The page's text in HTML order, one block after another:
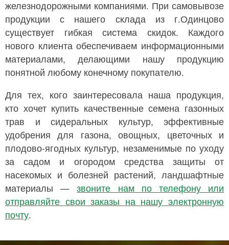
железнодорожными компаниями. При самовывозе
продукции с нашего склада из г.Одинцово
существует гибкая система скидок. Каждого
нового клиента обеспечиваем информационными
материалами, делающими нашу продукцию
понятной любому конечному покупателю.
Для тех, кого заинтересовала наша продукция,
кто хочет купить качественные семена газонных
трав и сидеральных культур, эффективные
удобрения для газона, овощных, цветочных и
плодово-ягодных культур, незаменимые по уходу
за садом и огородом средства защиты от
насекомых и болезней растений, ландшафтные
материалы —звоните нам по телефону или
отправляйте свои заказы на нашу электронную
почту.